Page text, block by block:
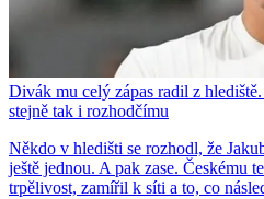
Divák mu celý zápas radil z
stejně tak i rozhodčímu
Někdo v hledišti se rozhodl, že
ještě jednou. A pak zase. Českému
trpělivost, zamířil k síti a to, co